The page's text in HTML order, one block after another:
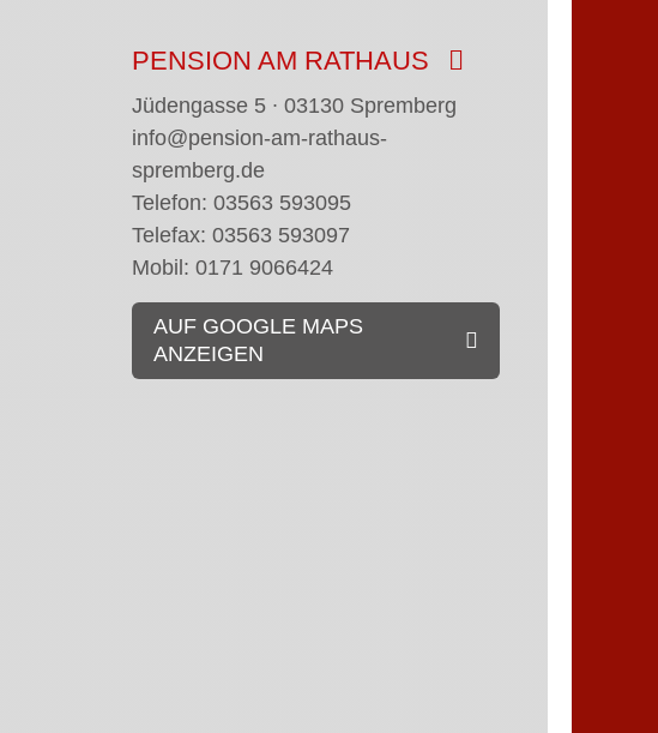
PENSION AM RATHAUS
Jüdengasse 5 ∙ 03130 Spremberg
info@pension-am-rathaus-
spremberg.de
Telefon: 03563 593095
Telefax: 03563 593097
Mobil: 0171 9066424
AUF GOOGLE MAPS
ANZEIGEN